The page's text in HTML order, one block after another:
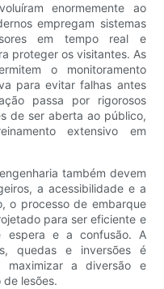
enormemente ao
empregam sistemas
em tempo real e
proteger os visitantes. As
o monitoramento
para evitar falhas antes
passa por rigorosos
de ser aberta ao público,
extensivo em
também devem
a acessibilidade e a
o processo de embarque
para ser eficiente e
espera e a confusão. A
quedas e inversões é
maximizar a diversão e
lesões.